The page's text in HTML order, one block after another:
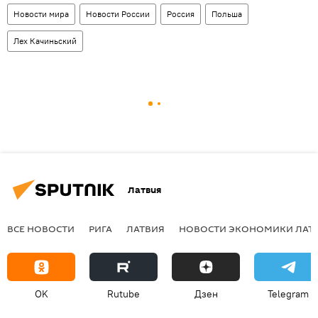
Новости мира Новости России Россия Польша
Лех Качиньский
Латвия
ВСЕ НОВОСТИ РИГА ЛАТВИЯ НОВОСТИ ЭКОНОМИКИ
OK Rutube Дзен Telegram